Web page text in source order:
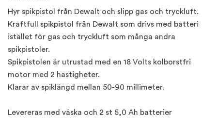
Hyr spikpistol från Dewalt och slipp gas och tryckluft.
Kraftfull spikpistol från Dewalt som drivs med batteri
istället för gas och tryckluft som många andra
spikpistoler.
Spikpistolen är utrustad med en 18 Volts kolborstfri
motor med 2 hastigheter.
Klarar av spiklängd mellan 50-90 millimeter.
Levereras med väska och 2 st 5,0 Ah batterier